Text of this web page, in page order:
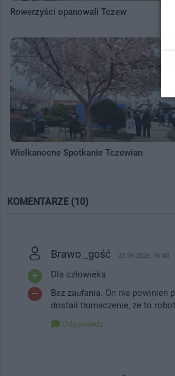
Rowerzyści opanowali Tczew
Wielkanocne Spotkanie Tczewian
KOMENTARZE (10)
Brawo _gość 27.06.2026, 06:40
Dla człowieka
Bez zaufania. On nie
dostali tłumaczenie, ze to
Odpowiedz